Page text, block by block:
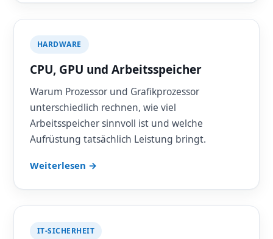
HARDWARE
CPU, GPU und Arbeitsspeicher
Warum Prozessor und Grafikprozessor
unterschiedlich rechnen, wie viel
Arbeitsspeicher sinnvoll ist und welche
Aufrüstung tatsächlich Leistung bringt.
Weiterlesen →
IT-SICHERHEIT